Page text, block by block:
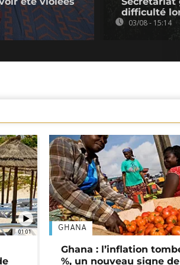
difficulté
03/08 - 15:14
01:01 GHANA
Ghana : l’inflation
%, un nouveau signe de